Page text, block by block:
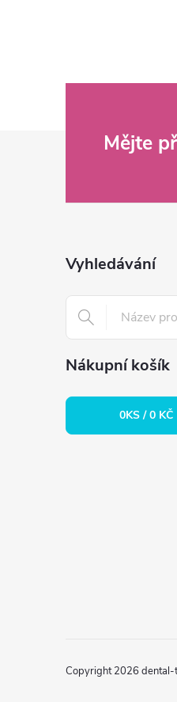
Mějte
Vyhledávání
Nákupní košík
0KS /0 KČ
Copyright 2026 dental-